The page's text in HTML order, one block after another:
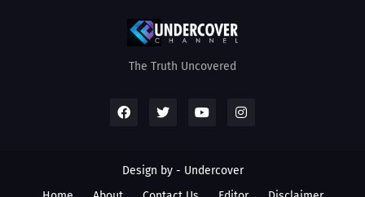
The Truth Uncovered
Design by - Undercover